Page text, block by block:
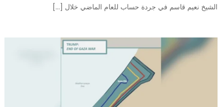
الشيخ نعيم قاسم في جردة حساب للعام الماضي خلال […]